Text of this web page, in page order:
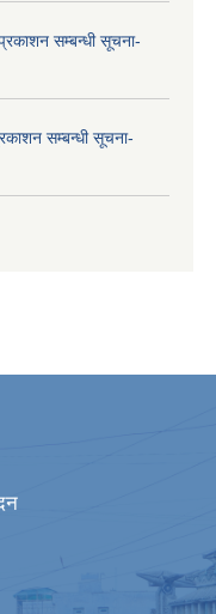
सम्बन्धी सूचना-
सम्बन्धी सूचना-